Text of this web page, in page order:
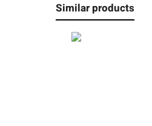
Similar products